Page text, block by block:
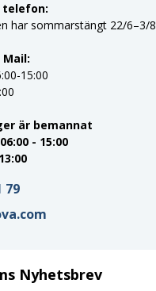
Nyhetsbrev
telefon:
har sommarstängt 22/6–3/8
15:00
är bemannat
- 15:00
79